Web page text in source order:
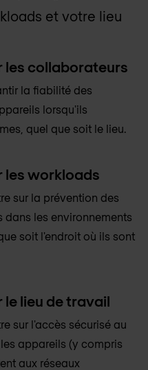
et votre lieu
les collaborateurs
la fiabilité des
lorsqu'ils
quel que soit le lieu.
les workloads
sur la prévention des
dans les environnements
soit l'endroit où ils sont
le lieu de travail
sur l'accès sécurisé au
appareils (y compris
aux réseaux